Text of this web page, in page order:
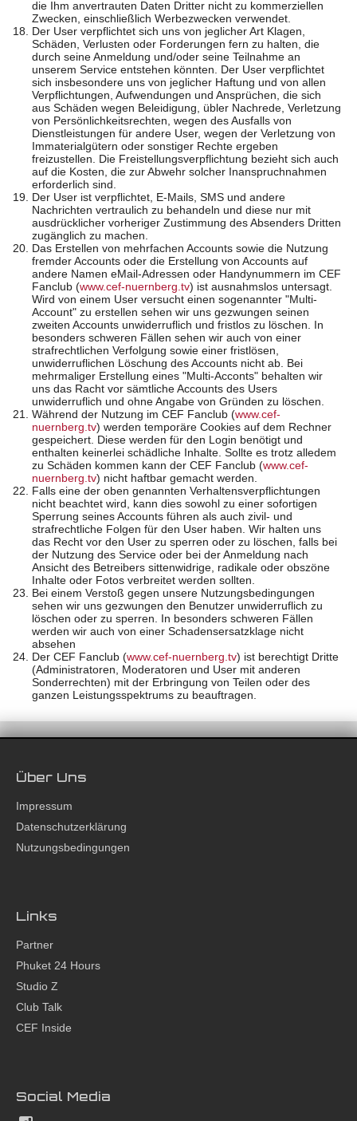
die Ihm anvertrauten Daten Dritter nicht zu kommerziellen
Zwecken, einschließlich Werbezwecken verwendet.
Der User verpflichtet sich uns von jeglicher Art Klagen,
Schäden, Verlusten oder Forderungen fern zu halten, die
durch seine Anmeldung und/oder seine Teilnahme an
unserem Service entstehen könnten. Der User verpflichtet
sich insbesondere uns von jeglicher Haftung und von allen
Verpflichtungen, Aufwendungen und Ansprüchen, die sich
aus Schäden wegen Beleidigung, übler Nachrede, Verletzung
von Persönlichkeitsrechten, wegen des Ausfalls von
Dienstleistungen für andere User, wegen der Verletzung von
Immaterialgütern oder sonstiger Rechte ergeben
freizustellen. Die Freistellungsverpflichtung bezieht sich auch
auf die Kosten, die zur Abwehr solcher Inanspruchnahmen
erforderlich sind.
Der User ist verpflichtet, E-Mails, SMS und andere
Nachrichten vertraulich zu behandeln und diese nur mit
ausdrücklicher vorheriger Zustimmung des Absenders Dritten
zugänglich zu machen.
Das Erstellen von mehrfachen Accounts sowie die Nutzung
fremder Accounts oder die Erstellung von Accounts auf
andere Namen eMail-Adressen oder Handynummern im CEF
Fanclub (www.cef-nuernberg.tv) ist ausnahmslos untersagt.
Wird von einem User versucht einen sogenannter "Multi-
Account" zu erstellen sehen wir uns gezwungen seinen
zweiten Accounts unwiderruflich und fristlos zu löschen. In
besonders schweren Fällen sehen wir auch von einer
strafrechtlichen Verfolgung sowie einer fristlösen,
unwiderruflichen Löschung des Accounts nicht ab. Bei
mehrmaliger Erstellung eines "Multi-Acconts" behalten wir
uns das Racht vor sämtliche Accounts des Users
unwiderruflich und ohne Angabe von Gründen zu löschen.
Während der Nutzung im CEF Fanclub (www.cef-
nuernberg.tv) werden temporäre Cookies auf dem Rechner
gespeichert. Diese werden für den Login benötigt und
enthalten keinerlei schädliche Inhalte. Sollte es trotz alledem
zu Schäden kommen kann der CEF Fanclub (www.cef-
nuernberg.tv) nicht haftbar gemacht werden.
Falls eine der oben genannten Verhaltensverpflichtungen
nicht beachtet wird, kann dies sowohl zu einer sofortigen
Sperrung seines Accounts führen als auch zivil- und
strafrechtliche Folgen für den User haben. Wir halten uns
das Recht vor den User zu sperren oder zu löschen, falls bei
der Nutzung des Service oder bei der Anmeldung nach
Ansicht des Betreibers sittenwidrige, radikale oder obszöne
Inhalte oder Fotos verbreitet werden sollten.
Bei einem Verstoß gegen unsere Nutzungsbedingungen
sehen wir uns gezwungen den Benutzer unwiderruflich zu
löschen oder zu sperren. In besonders schweren Fällen
werden wir auch von einer Schadensersatzklage nicht
absehen
Der CEF Fanclub (www.cef-nuernberg.tv) ist berechtigt Dritte
(Administratoren, Moderatoren und User mit anderen
Sonderrechten) mit der Erbringung von Teilen oder des
ganzen Leistungsspektrums zu beauftragen.
Über Uns
Impressum
Datenschutzerklärung
Nutzungsbedingungen
Links
Partner
Phuket 24 Hours
Studio Z
Club Talk
CEF Inside
Social Media